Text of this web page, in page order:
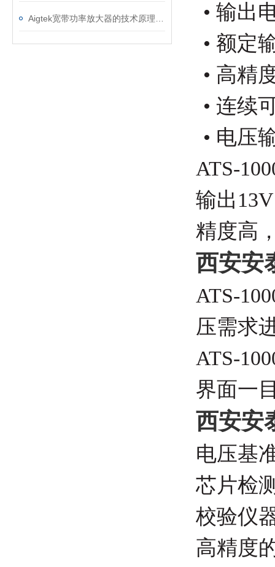
• 输出
• 额定
• 高精
• 连续
• 电压
ATS-
输出 13V
精度高
西安安
ATS-
压需求
ATS-
界面一
西安安
电压基
芯片检
校验仪
高精度